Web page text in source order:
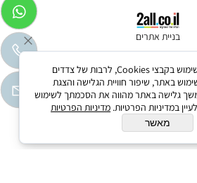
בניית אתרים
לידיעתך, באתרנו נעשה שימוש בקבצי Cookies, לרבות של צדדים
באתר, שיפור חוויית הגלישה והצגת
גלישה באתר מהווה את הסכמתך לשימוש
במדיניות הפרטיות. מדיניות הפרטיות
מאשר